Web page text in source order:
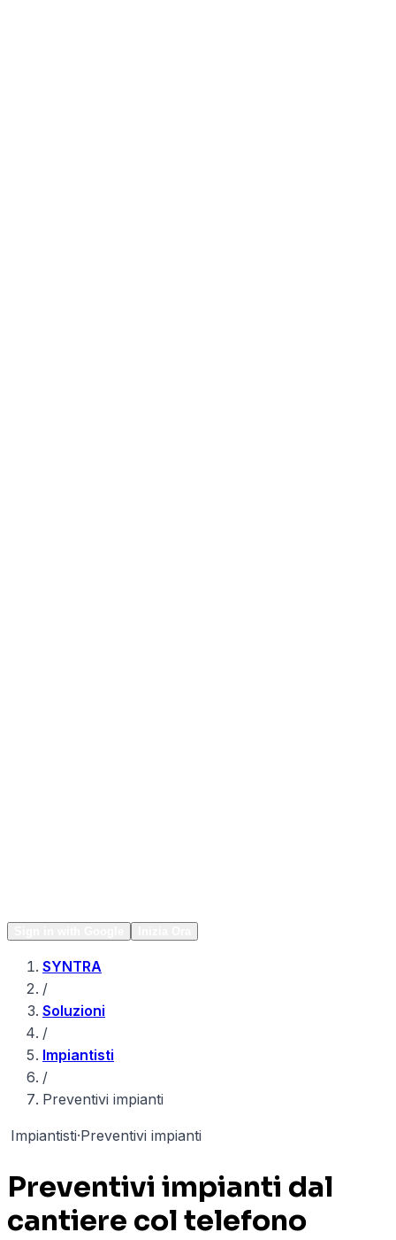
SYNTRA
/
Soluzioni
/
Impiantisti
/
Preventivi impianti
Impiantisti·Preventivi impianti
Preventivi impianti dal
cantiere col telefono